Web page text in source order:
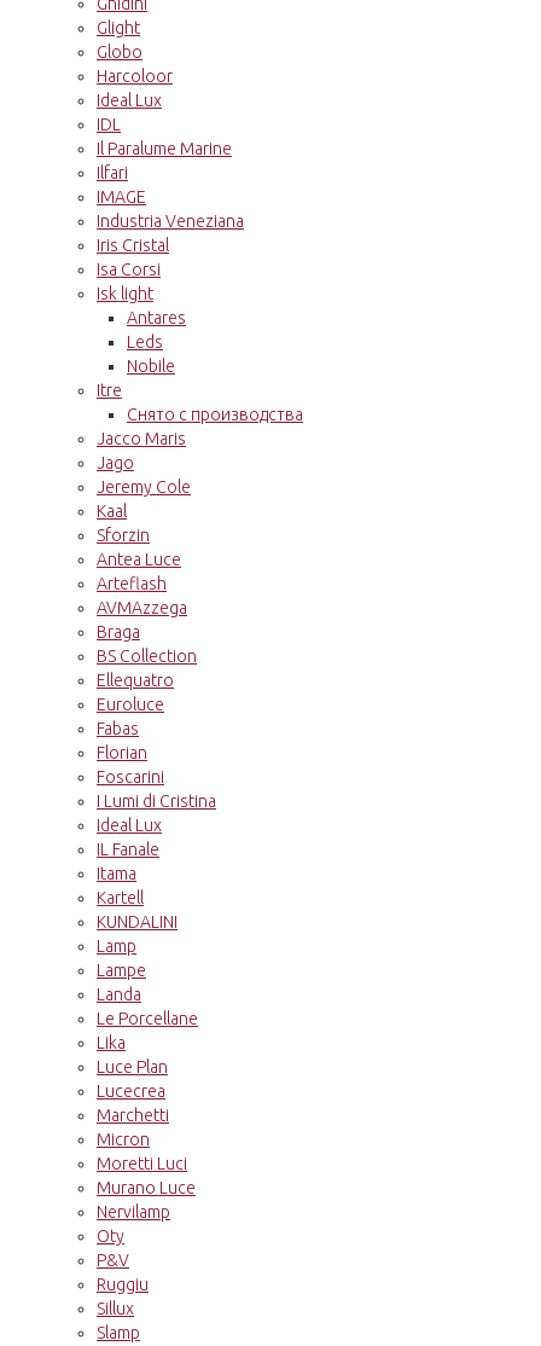
Glight
Globo
Harcoloor
Ideal Lux
IDL
Il Paralume Marine
Ilfari
IMAGE
Industria Veneziana
Iris Cristal
Isa Corsi
Isk light
Antares
Leds
Nobile
Itre
Снято с производства
Jacco Maris
Jago
Jeremy Cole
Kaal
Sforzin
Antea Luce
Arteflash
AVMAzzega
Braga
BS Collection
Ellequatro
Euroluce
Fabas
Florian
Foscarini
I Lumi di Cristina
Ideal Lux
IL Fanale
Itama
Kartell
KUNDALINI
Lamp
Lampe
Landa
Le Porcellane
Lika
Luce Plan
Lucecrea
Marchetti
Micron
Moretti Luci
Murano Luce
Nervilamp
Oty
P&V
Ruggiu
Sillux
Slamp